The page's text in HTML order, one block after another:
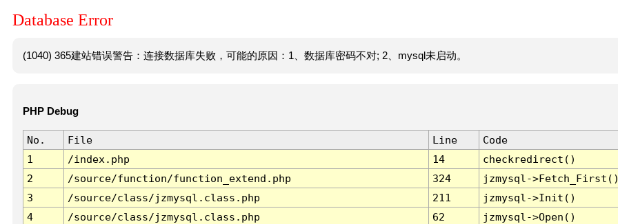
Database Error
(1040) 365建站错误警告：连接数据库失败，可能的原因：1、数据库密码不对; 2、mysql未启动。
PHP Debug
No. File Line
Code
1
/index.php 14
checkredirect()
2
/source/function/function_extend.php 324
jzmysql-
3
/source/class/jzmysql.class.php 211
jzmysql->Init()
4
/source/class/jzmysql.class.php 62
jzmysql->Open()